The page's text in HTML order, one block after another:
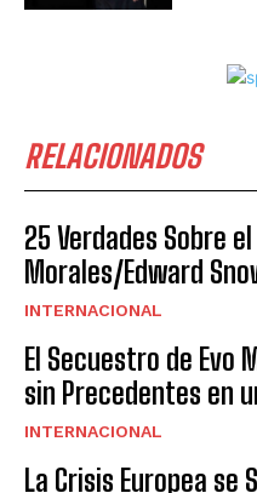
RELACIONADOS
25 Verdades Sobre
Morales/Edward
INTERNACIONAL
El Secuestro de Evo
sin Precedentes en
INTERNACIONAL
La Crisis Europea se